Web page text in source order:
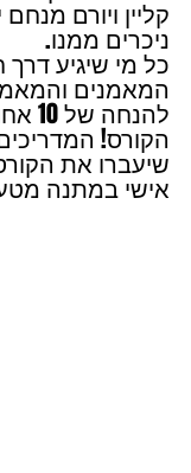
קליין ויורם
ניכרים ממנו.
כל מי שיגיע דרך
המאמנים
הקורס!
שיעברו את הקורס
אישי במתנה